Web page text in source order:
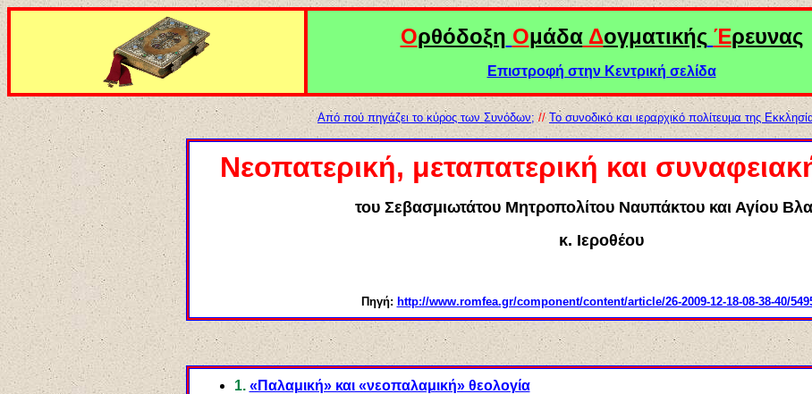
Ορθόδοξη ΟμάδαΔογματικής Έρευνας
Επιστροφή στην Κεντρική σελίδα
Από πού πηγάζει το κύρος των Συνόδων; //Το συνοδικό και ιεραρχικό πολίτευμα της
Νεοπατερική, μεταπατερική και
του Σεβασμιωτάτου Μητροπολίτου Ναυπάκτου και Αγίου
κ. Ιεροθέου
Πηγή: http://www.romfea.gr/component/content/article/26-2009-12-18-08-38-40/
1. «Παλαμική» και «νεοπαλαμική» θεολογία